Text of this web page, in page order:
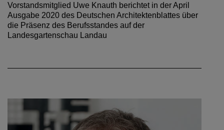
Vorstandsmitglied Uwe Knauth berichtet in der April
Ausgabe 2020 des Deutschen Architektenblattes über
die Präsenz des Berufsstandes auf der
Landesgartenschau Landau